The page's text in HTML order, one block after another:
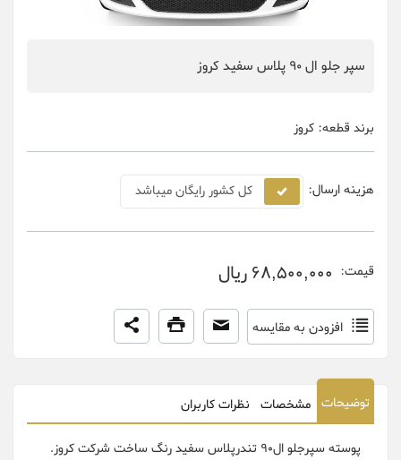
سپر جلو ال 90 پلاس سفید کروز
برند قطعه: کروز
هزینه ارسال: کل کشور رایگان میباشد
قیمت: 68,500,000 ریال
افزودن به مقایسه
توضیحات مشخصات نظرات کاربران
پوسته سپرجلو ال90 تندرپلاس سفید رنگ ساخت شرکت کروز.